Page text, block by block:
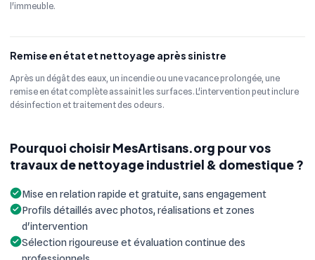
l'immeuble.
Remise en état et nettoyage après sinistre
Après un dégât des eaux, un incendie ou une vacance prolongée, une
remise en état complète assainit les surfaces. L'intervention peut inclure
désinfection et traitement des odeurs.
Pourquoi choisir MesArtisans.org pour vos
travaux de nettoyage industriel & domestique ?
Mise en relation rapide et gratuite, sans engagement
Profils détaillés avec photos, réalisations et zones
d'intervention
Sélection rigoureuse et évaluation continue des